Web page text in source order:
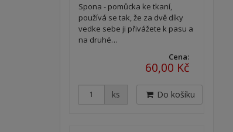
Spona - pomůcka ke tkaní,
používá se tak, že za dvě díky
vedke sebe ji přivážete k pasu a
na druhé…
Cena:
60,00 Kč
ks Do košíku